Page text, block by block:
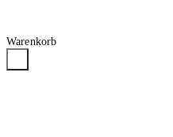
Warenkorb